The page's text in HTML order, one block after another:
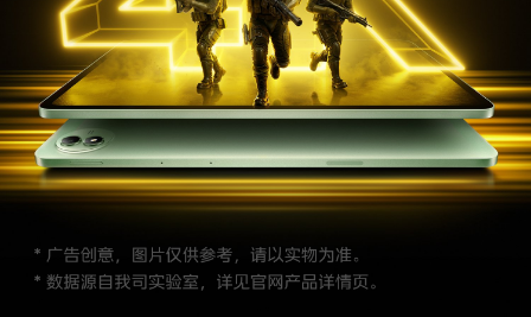
X300 Ultra
S60 S60 元气版
Y600 Turbo Y600 Pro
iQOO Z11i iQOO 15T
vivo TWS 5 Pro vivo Pad6 Pro